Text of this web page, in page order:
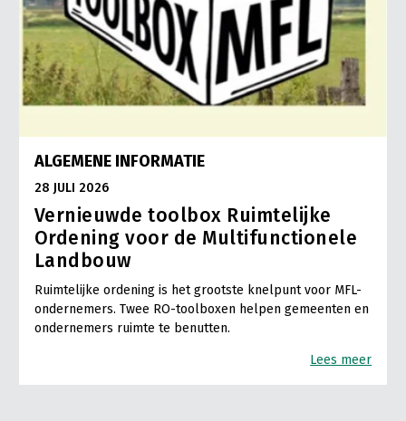
ALGEMENE INFORMATIE
28 JULI 2026
Vernieuwde toolbox Ruimtelijke
Ordening voor de Multifunctionele
Landbouw
Ruimtelijke ordening is het grootste knelpunt voor MFL-
ondernemers. Twee RO-toolboxen helpen gemeenten en
ondernemers ruimte te benutten.
Lees meer